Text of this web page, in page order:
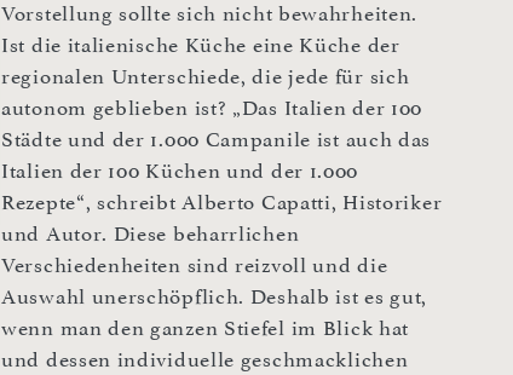
Vorstellung sollte sich nicht bewahrheiten.
Ist die italienische Küche eine Küche der
regionalen Unterschiede, die jede für sich
autonom geblieben ist? „Das Italien der 100
Städte und der 1.000 Campanile ist auch das
Italien der 100 Küchen und der 1.000
Rezepte“, schreibt Alberto Capatti, Historiker
und Autor. Diese beharrlichen
Verschiedenheiten sind reizvoll und die
Auswahl unerschöpflich. Deshalb ist es gut,
wenn man den ganzen Stiefel im Blick hat
und dessen individuelle geschmacklichen